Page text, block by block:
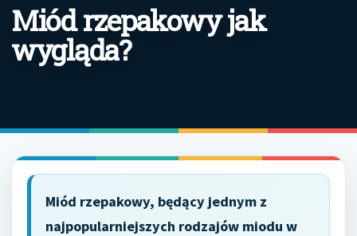
Miód rzepakowy jak
wygląda?
Miód rzepakowy, będący jednym z
najpopularniejszych rodzajów miodu w